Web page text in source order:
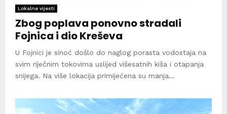
Lokalne vijesti
Zbog poplava ponovno stradali
Fojnica i dio Kreševa
U Fojnici je sinoć došlo do naglog porasta vodostaja na
svim riječnim tokovima uslijed višesatnih kiša i otapanja
snijega. Na više lokacija primijećena su manja...